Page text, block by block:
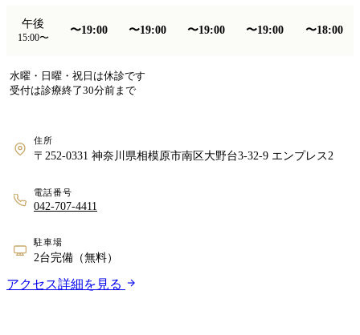
午後
15:00〜
〜19:00 〜19:00 〜19:00 〜19:00 〜18:00
水曜・日曜・祝日は休診です
受付は診療終了30分前まで
住所
〒252-0331 神奈川県相模原市南区大野台3-32-9 エンプレス2
電話番号
042-707-4411
駐車場
2台完備（無料）
アクセス詳細を見る